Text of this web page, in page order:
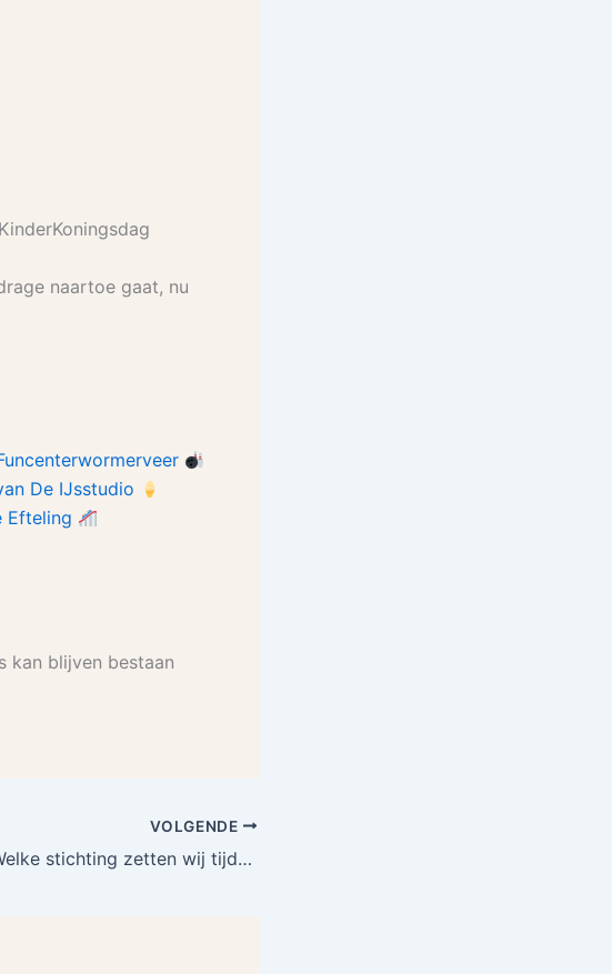
naartoe gaat, nu
De IJsstudio
Efteling
kan blijven bestaan
VOLGENDE
stichting zetten wij tijdens KinderKoningsdag 2027 in het zonnetje?